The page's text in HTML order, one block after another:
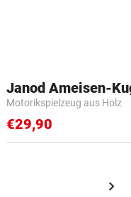
Janod Ameisen-
Motorikspielzeug aus Holz
€29,90
chevron_right